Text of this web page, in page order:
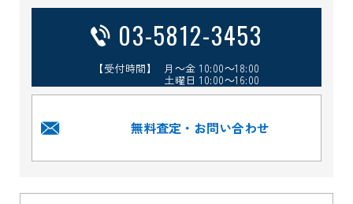
03-5812-3453
【受付時間】 月～金 10:00～18:00
土曜日 10:00～16:00
無料査定・お問い合わせ